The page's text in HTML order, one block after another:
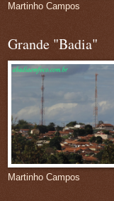
Martinho Campos
Grande "Badia"
Martinho Campos